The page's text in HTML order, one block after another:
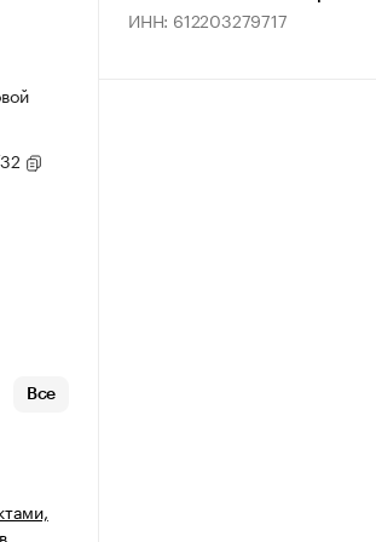
Все
ИНН: 612203279717